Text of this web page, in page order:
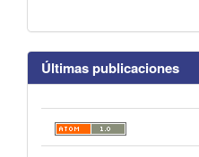
Últimas publicaciones